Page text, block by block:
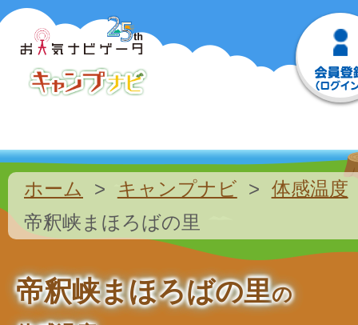
ホーム キャンプナビ
体感温度
帝釈峡まほろばの里
帝釈峡まほろばの里の